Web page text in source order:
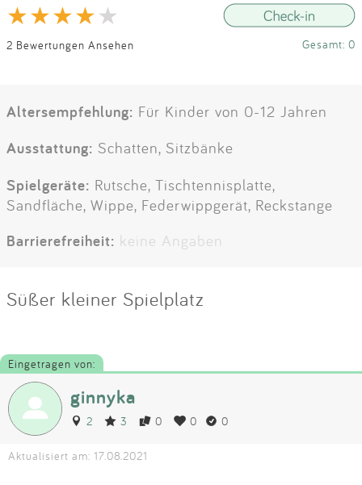
2 Bewertungen Ansehen Gesamt: 0
Altersempfehlung: Für Kinder von 0-12 Jahren
Ausstattung: Schatten, Sitzbänke
Spielgeräte: Rutsche, Tischtennisplatte,
Sandfläche, Wippe, Federwippgerät, Reckstange
Barrierefreiheit: keine Angaben
Süßer kleiner Spielplatz
Eingetragen von:
ginnyka
2 3 0 0 0
Aktualisiert am: 17.08.2021